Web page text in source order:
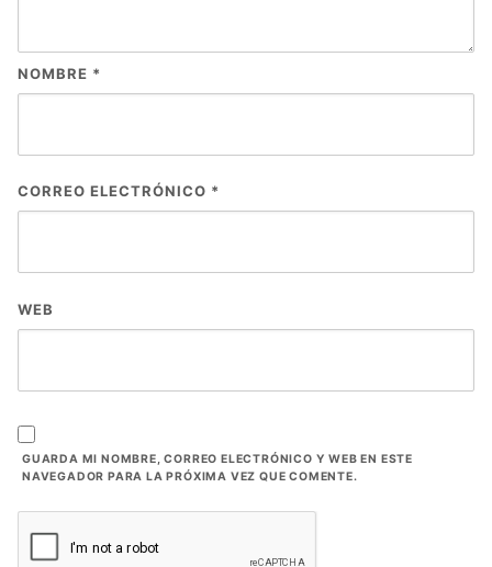
NOMBRE *
CORREO ELECTRÓNICO *
WEB
GUARDA MI NOMBRE, CORREO ELECTRÓNICO Y WEB EN ESTE
NAVEGADOR PARA LA PRÓXIMA VEZ QUE COMENTE.